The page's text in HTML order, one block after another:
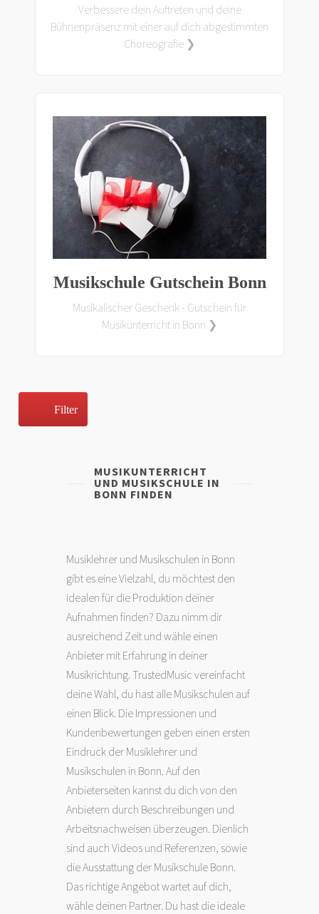
Verbessere dein Auftreten und deine
Bühnenpräsenz mit einer auf dich abgestimmten
Choreografie ❯
Musikschule Gutschein Bonn
Musikalischer Geschenk - Gutschein für
Musikunterricht in Bonn ❯
Filter
MUSIKUNTERRICHT
UND MUSIKSCHULE IN
BONN FINDEN
Musiklehrer und Musikschulen in Bonn
gibt es eine Vielzahl, du möchtest den
idealen für die Produktion deiner
Aufnahmen finden? Dazu nimm dir
ausreichend Zeit und wähle einen
Anbieter mit Erfahrung in deiner
Musikrichtung. TrustedMusic vereinfacht
deine Wahl, du hast alle Musikschulen auf
einen Blick. Die Impressionen und
Kundenbewertungen geben einen ersten
Eindruck der Musiklehrer und
Musikschulen in Bonn. Auf den
Anbieterseiten kannst du dich von den
Anbietern durch Beschreibungen und
Arbeitsnachweisen überzeugen. Dienlich
sind auch Videos und Referenzen, sowie
die Ausstattung der Musikschule Bonn.
Das richtige Angebot wartet auf dich,
wähle deinen Partner. Du hast die ideale